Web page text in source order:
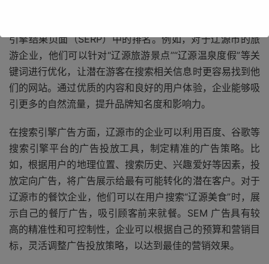
引擎结果页面（SERP）中的排名。例如，对于辽源市的旅
游企业，他们可以针对“辽源旅游景点”“辽源温泉度假”等关
键词进行优化，让潜在游客在搜索相关信息时更容易找到他
们的网站。通过优质的内容和良好的用户体验，企业能够吸
引更多的自然流量，提升品牌知名度和影响力。
在搜索引擎广告方面，辽源市的企业可以利用百度、谷歌等
搜索引擎平台的广告投放工具，制定精准的广告策略。比
如，根据用户的地理位置、搜索历史、兴趣爱好等因素，投
放定向广告，将广告展示给最有可能转化的潜在客户。对于
辽源市的餐饮企业，他们可以在用户搜索“辽源美食”时，展
示自己的餐厅广告，吸引顾客前来就餐。SEM 广告具有较
高的精准性和可控制性，企业可以根据自己的预算和营销目
标，灵活调整广告投放策略，以达到最佳的营销效果。